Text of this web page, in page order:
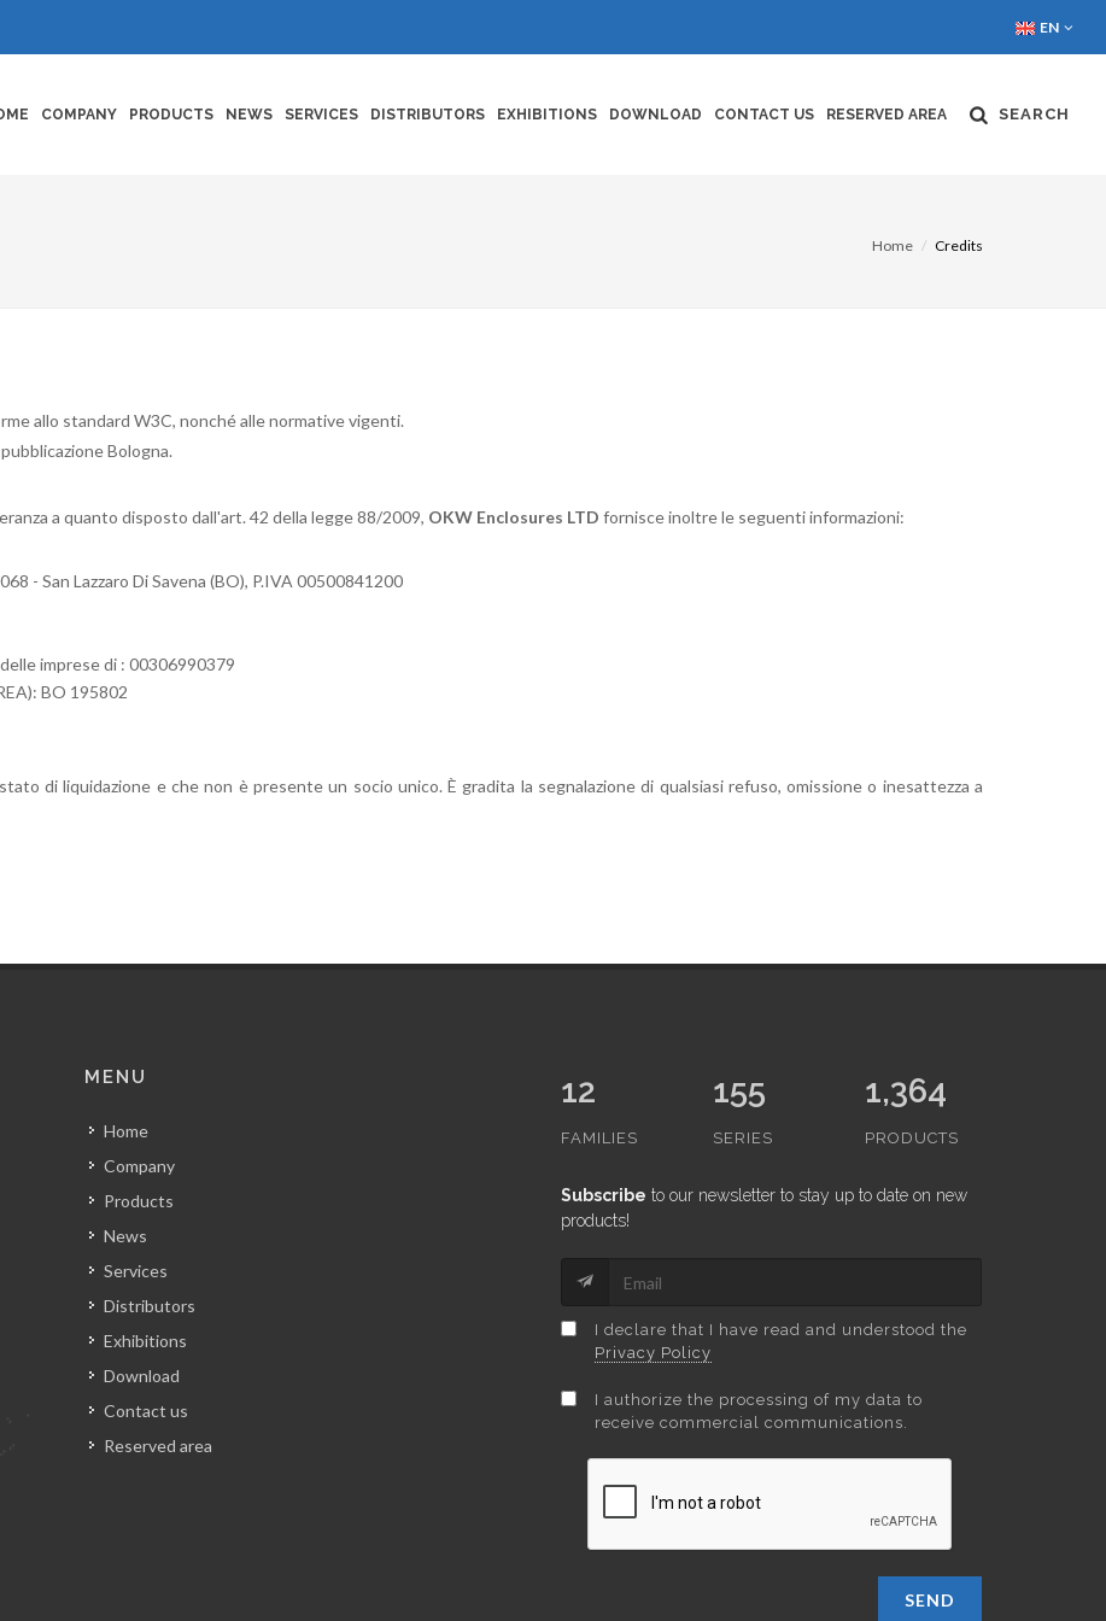
EN
COMPANY PRODUCTS NEWS SERVICES DISTRIBUTORS EXHIBITIONS DOWNLOAD CONTACT US RESERVED AREA SEARCH
Home Credits
allo standard W3C, nonché alle normative vigenti.
Bologna.
a quanto disposto dall'art. 42 della legge 88/2009, OKW Enclosures LTD fornisce inoltre le seguenti informazioni:
- San Lazzaro Di Savena (BO), P.IVA 00500841200
imprese di : 00306990379
BO 195802
di liquidazione e che non è presente un socio unico. È gradita la segnalazione di qualsiasi refuso, omissione o inesattezza a
MENU
Home
Company
Products
News
Services
Distributors
Exhibitions
Download
Contact us
Reserved area
12
FAMILIES
155
SERIES
1,364
PRODUCTS
Subscribe to our newsletter to stay up to date on new
products!
I declare that I have read and understood the
Privacy Policy
I authorize the processing of my data to
receive commercial communications.
SEND